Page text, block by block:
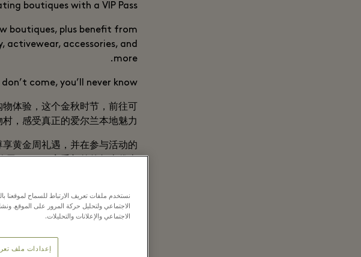
boutiques with a VIP Pass.
boutiques, plus benefit from
activewear, accessories, and
more.
don’t come, you’ll never know.
体验，这个金秋时节，前往可
，感受真正的爱尔兰本地魅力。
黄金周礼遇，并在参与活动的
受。
金秋精彩尽在可尔代尔购物村！
نستخدم ملفات تعريف الارتباط للسماح لموقعنا
الاجتماعي ولتحليل حركة المرور على الموقع.
الاجتماعي والإعلانات والتحليلات.
إعدادات ملف